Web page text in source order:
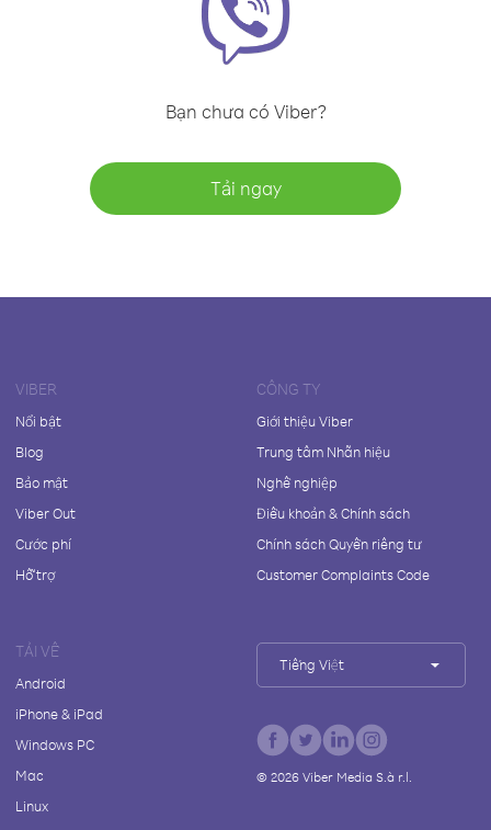
Bạn chưa có Viber?
Tải ngay
VIBER
Nổi bật
Blog
Bảo mật
Viber Out
Cước phí
Hỗ trợ
CÔNG TY
Giới thiệu Viber
Trung tâm Nhãn hiệu
Nghề nghiệp
Điều khoản & Chính sách
Chính sách Quyền riêng tư
Customer Complaints Code
TẢI VỀ
Android
iPhone & iPad
Windows PC
Mac
Linux
Tiếng Việt
© 2026Viber Media S.à r.l.